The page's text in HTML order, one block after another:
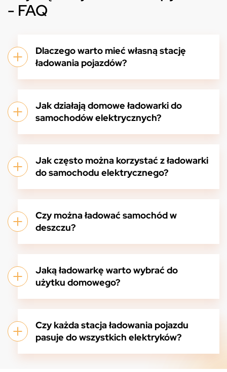
- FAQ
Dlaczego warto mieć własną stację
ładowania pojazdów?
Jak działają domowe ładowarki do
samochodów elektrycznych?
Jak często można korzystać z ładowarki
do samochodu elektrycznego?
Czy można ładować samochód w
deszczu?
Jaką ładowarkę warto wybrać do
użytku domowego?
Czy każda stacja ładowania pojazdu
pasuje do wszystkich elektryków?